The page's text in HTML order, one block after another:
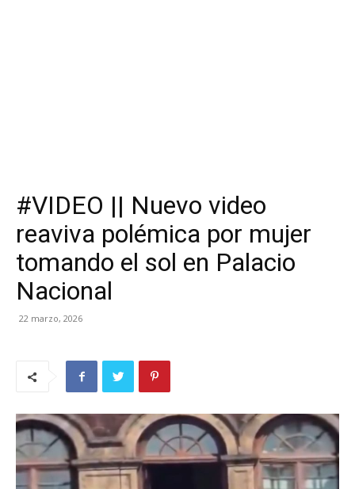
#VIDEO || Nuevo video
reaviva polémica por mujer
tomando el sol en Palacio
Nacional
22 marzo, 2026